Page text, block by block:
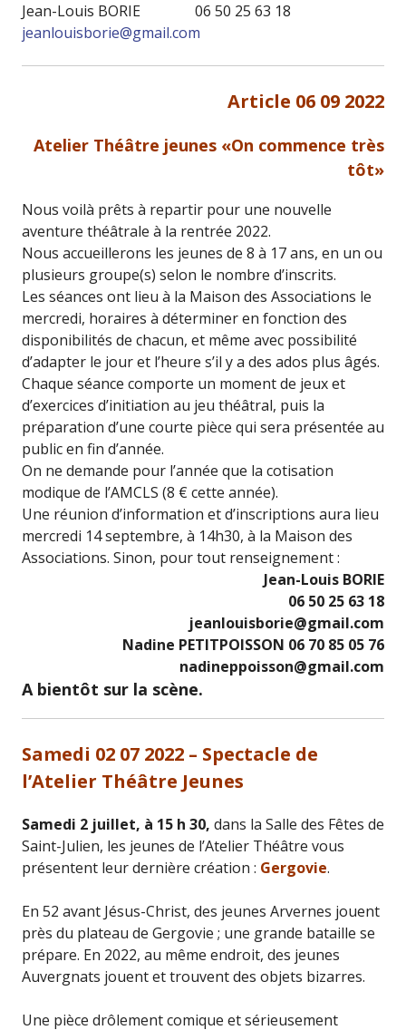
Jean-Louis BORIE 06 50 25 63 18
jeanlouisborie@gmail.com
Article 06 09 2022
Atelier Théâtre jeunes «On commence très
tôt»
Nous voilà prêts à repartir pour une nouvelle
aventure théâtrale à la rentrée 2022.
Nous accueillerons les jeunes de 8 à 17 ans, en un ou
plusieurs groupe(s) selon le nombre d’inscrits.
Les séances ont lieu à la Maison des Associations le
mercredi, horaires à déterminer en fonction des
disponibilités de chacun, et même avec possibilité
d’adapter le jour et l’heure s’il y a des ados plus âgés.
Chaque séance comporte un moment de jeux et
d’exercices d’initiation au jeu théâtral, puis la
préparation d’une courte pièce qui sera présentée au
public en fin d’année.
On ne demande pour l’année que la cotisation
modique de l’AMCLS (8 € cette année).
Une réunion d’information et d’inscriptions aura lieu
mercredi 14 septembre, à 14h30, à la Maison des
Associations. Sinon, pour tout renseignement :
Jean-Louis BORIE
06 50 25 63 18
jeanlouisborie@gmail.com
Nadine PETITPOISSON 06 70 85 05 76
nadineppoisson@gmail.com
A bientôt sur la scène.
Samedi 02 07 2022 – Spectacle de
l’Atelier Théâtre Jeunes
Samedi 2 juillet, à 15 h 30, dans la Salle des Fêtes de
Saint-Julien, les jeunes de l’Atelier Théâtre vous
présentent leur dernière création : Gergovie.
En 52 avant Jésus-Christ, des jeunes Arvernes jouent
près du plateau de Gergovie ; une grande bataille se
prépare. En 2022, au même endroit, des jeunes
Auvergnats jouent et trouvent des objets bizarres.
Une pièce drôlement comique et sérieusement